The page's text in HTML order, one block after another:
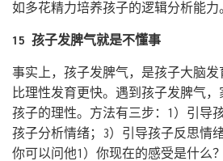
如多花精力培养孩子的逻辑分析能力
15 孩子发脾气就是不懂事
事实上，孩子发脾气，是孩子大脑
比理性发育更快。遇到孩子发脾气
孩子的理性。方法有三步：1）引导
孩子分析情绪；3）引导孩子反思情
你可以问他1）你现在的感受是什么